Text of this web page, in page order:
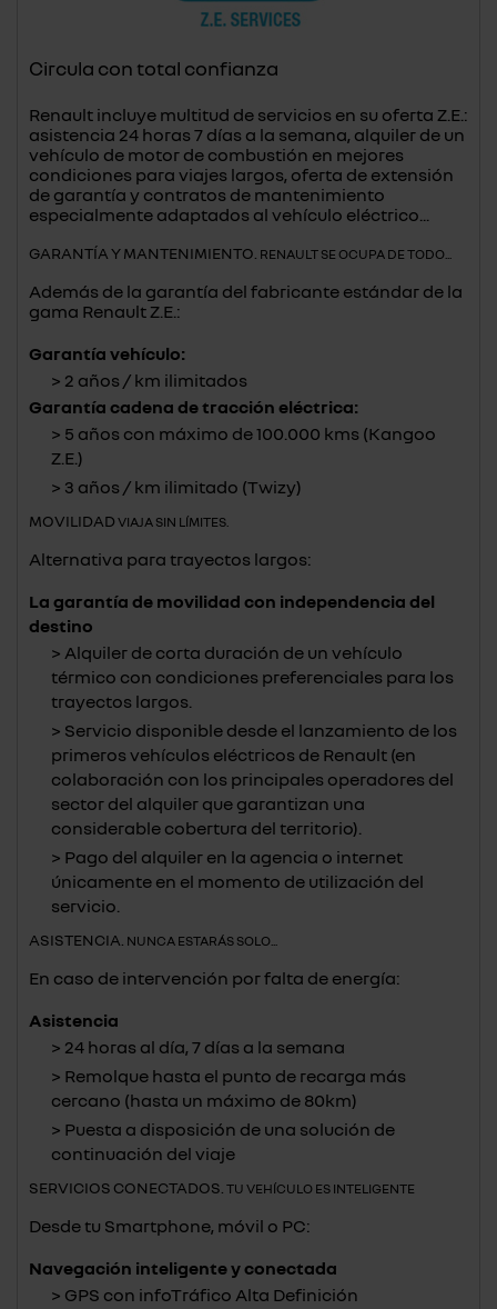
Circula con total confianza
Renault incluye multitud de servicios en su oferta Z.E.:
asistencia 24 horas 7 días a la semana, alquiler de un
vehículo de motor de combustión en mejores
condiciones para viajes largos, oferta de extensión
de garantía y contratos de mantenimiento
especialmente adaptados al vehículo eléctrico...
GARANTÍA Y MANTENIMIENTO. RENAULT SE OCUPA DE TODO...
Además de la garantía del fabricante estándar de la
gama Renault Z.E.:
Garantía vehículo:
2 años / km ilimitados
Garantía cadena de tracción eléctrica:
5 años con máximo de 100.000 kms (Kangoo
Z.E.)
3 años / km ilimitado (Twizy)
MOVILIDAD VIAJA SIN LÍMITES.
Alternativa para trayectos largos:
La garantía de movilidad con independencia del
destino
Alquiler de corta duración de un vehículo
térmico con condiciones preferenciales para los
trayectos largos.
Servicio disponible desde el lanzamiento de los
primeros vehículos eléctricos de Renault (en
colaboración con los principales operadores del
sector del alquiler que garantizan una
considerable cobertura del territorio).
Pago del alquiler en la agencia o internet
únicamente en el momento de utilización del
servicio.
ASISTENCIA. NUNCA ESTARÁS SOLO...
En caso de intervención por falta de energía:
Asistencia
24 horas al día, 7 días a la semana
Remolque hasta el punto de recarga más
cercano (hasta un máximo de 80km)
Puesta a disposición de una solución de
continuación del viaje
SERVICIOS CONECTADOS. TU VEHÍCULO ES INTELIGENTE
Desde tu Smartphone, móvil o PC:
Navegación inteligente y conectada
GPS con infoTráfico Alta Definición